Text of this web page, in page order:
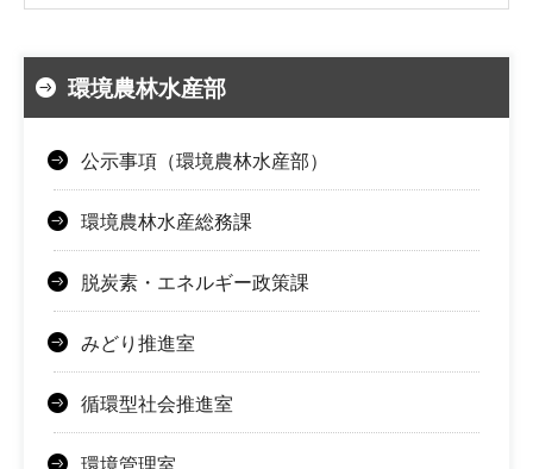
環境農林水産部
公示事項（環境農林水産部）
環境農林水産総務課
脱炭素・エネルギー政策課
みどり推進室
循環型社会推進室
環境管理室